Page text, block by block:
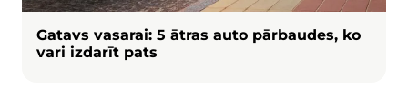
Gatavs vasarai: 5 ātras auto pārbaudes, ko
vari izdarīt pats